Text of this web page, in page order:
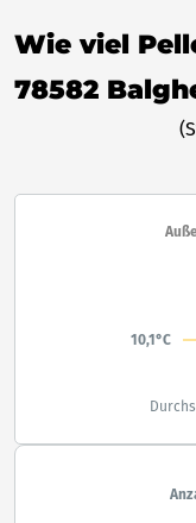
Wie viel
78582
10,1°C